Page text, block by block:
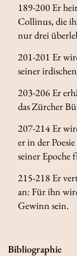
189-200 Er
Collinus, die
nur drei
201-201 Er
seiner
203-206 Er
das Zürcher
207-214 Er
er in der
seiner Epoche
215-218 Er
an: Für ihn
Gewinn sein.
Bibliographie